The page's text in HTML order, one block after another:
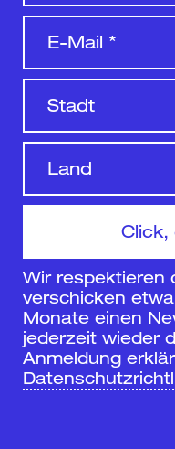
Wir respektieren
verschicken
Monate einen
jederzeit wieder
Anmeldung